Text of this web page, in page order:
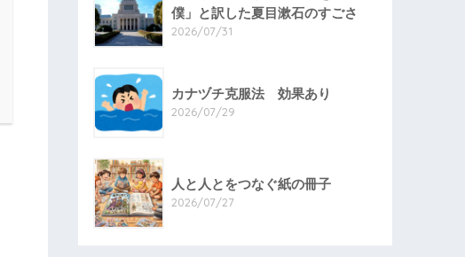
僕」と訳した夏目漱石のすごさ
2026/07/31
カナヅチ克服法 効果あり
2026/07/29
人と人とをつなぐ紙の冊子
2026/07/27